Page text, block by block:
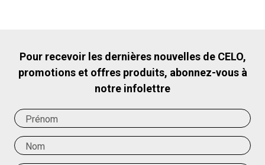
Pour recevoir les dernières nouvelles de CELO,
promotions et offres produits, abonnez-vous à
notre infolettre